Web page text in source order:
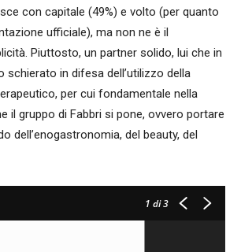
con capitale (49%) e volto (per quanto
ufficiale), ma non ne è il
Piuttosto, un partner solido, lui che in
schierato in difesa dell’utilizzo della
per cui fondamentale nella
il gruppo di Fabbri si pone, ovvero portare
dell’enogastronomia, del beauty, del
1 di 3